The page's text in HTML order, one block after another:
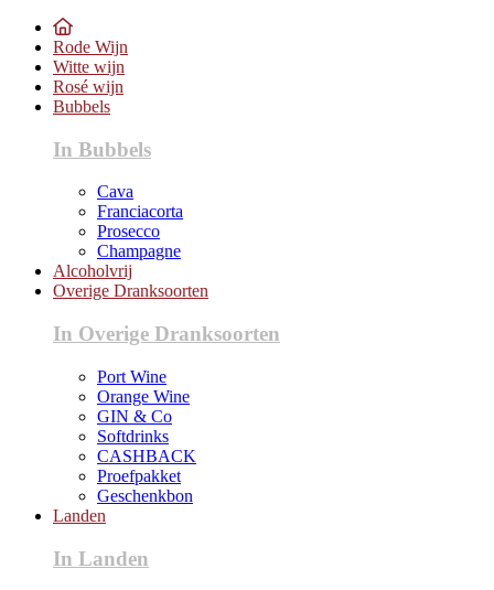
Rode Wijn
Witte wijn
Rosé wijn
Bubbels
In Bubbels
Cava
Franciacorta
Prosecco
Champagne
Alcoholvrij
Overige Dranksoorten
In Overige Dranksoorten
Port Wine
Orange Wine
GIN & Co
Softdrinks
CASHBACK
Proefpakket
Geschenkbon
Landen
In Landen